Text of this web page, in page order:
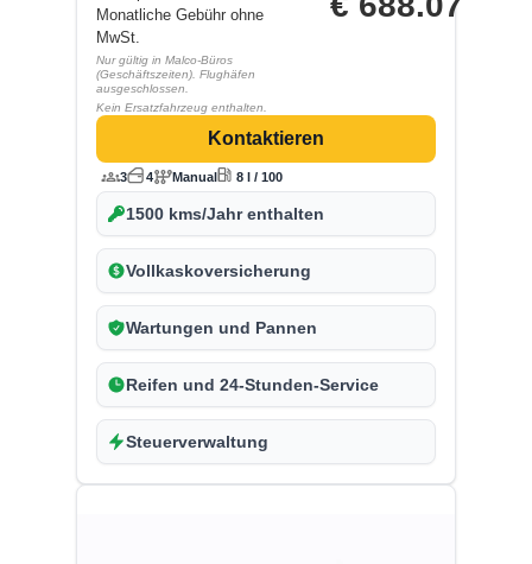
Monatliche Gebühr ohne
MwSt.
Nur gültig in Malco-Büros
(Geschäftszeiten). Flughäfen
ausgeschlossen.
Kein Ersatzfahrzeug enthalten.
Kontaktieren
3 4 Manual 8 l / 100
1500 kms/Jahr enthalten
Vollkaskoversicherung
Wartungen und Pannen
Reifen und 24-Stunden-Service
Steuerverwaltung